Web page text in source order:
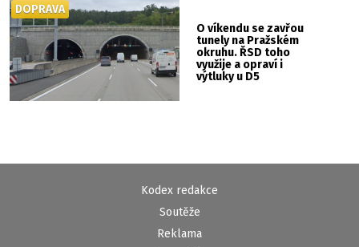
O víkendu se zavřou
tunely na Pražském
okruhu. ŘSD toho
využije a opraví i
výtluky u D5
DOPRAVA
Kodex redakce
Soutěže
Reklama